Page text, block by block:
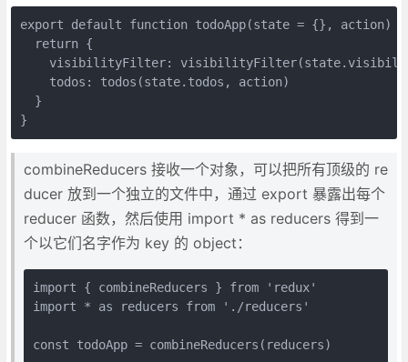
export default function todoApp(state = {}, action) {
  return {
visibilityFilter:
    todos: todos(state.todos, action)
  }
}
combineReducers 接收一个对象，可以把所有顶级的 re
ducer 放到一个独立的文件中，通过 export 暴露出每个
reducer 函数，然后使用 import * as reducers 得到一
个以它们名字作为 key 的 object：
import { combineReducers } from 'redux'
import * as reducers from './reducers'
const todoApp = combineReducers(reducers)